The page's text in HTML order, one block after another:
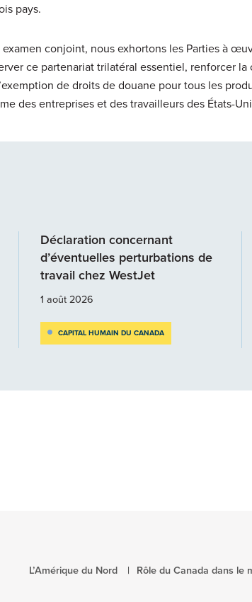
pays.
conjoint, nous exhortons les Parties à
ce partenariat trilatéral essentiel, renforcer
de droits de douane pour tous les
des entreprises et des travailleurs des États-
Déclaration concernant
d’éventuelles perturbations de
travail chez WestJet
1 août 2026
CAPITAL HUMAIN DU CANADA
L’Amérique du Nord Rôle du Canada dans le